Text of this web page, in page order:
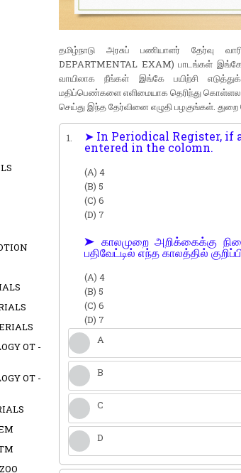
தமிழ்நாடு அரசுப் பணியாளர் தேர்வு
DEPARTMENTAL EXAM) பாடங்கள்
வாயிலாக நீங்கள் இங்கே பயிற்சி
மதிப்பெண்களை எளிமையாக தெரிந்து
செய்து இந்த தேர்வினை எழுதி பழகுங்கள்.
1. ➤ In Periodical Register, if
entered in the colomn.
(A) 4
(B) 5
(C) 6
(D) 7
➤ காலமுறை அறிக்கைக்கு
பதிவேட்டில் எந்த காலத்தில்
(A) 4
(B) 5
(C) 6
(D) 7
A
B
C
D
OT -
OT -